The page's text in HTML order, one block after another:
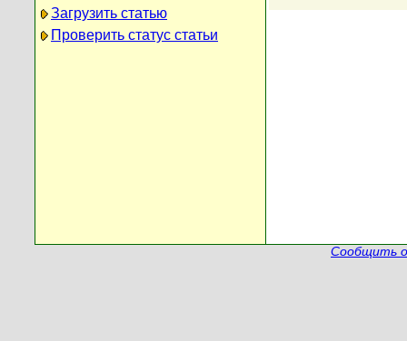
Загрузить статью
Проверить статус статьи
Сообщить о